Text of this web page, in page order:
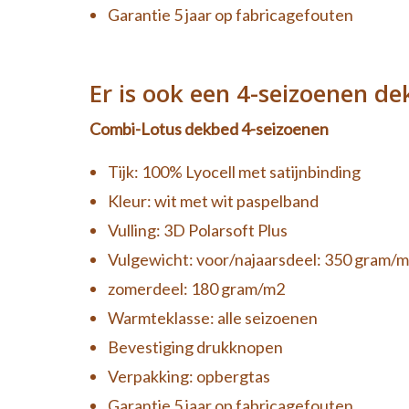
Garantie 5 jaar op fabricagefouten
Er is ook een 4-seizoenen
Combi-Lotus dekbed 4-seizoenen
Tijk: 100% Lyocell met satijnbinding
Kleur: wit met wit paspelband
Vulling: 3D Polarsoft Plus
Vulgewicht: voor/najaarsdeel: 350 gram/
zomerdeel: 180 gram/m2
Warmteklasse: alle seizoenen
Bevestiging drukknopen
Verpakking: opbergtas